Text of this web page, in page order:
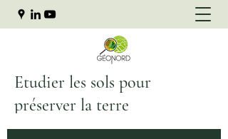
Etudier les sols pour
préserver la terre